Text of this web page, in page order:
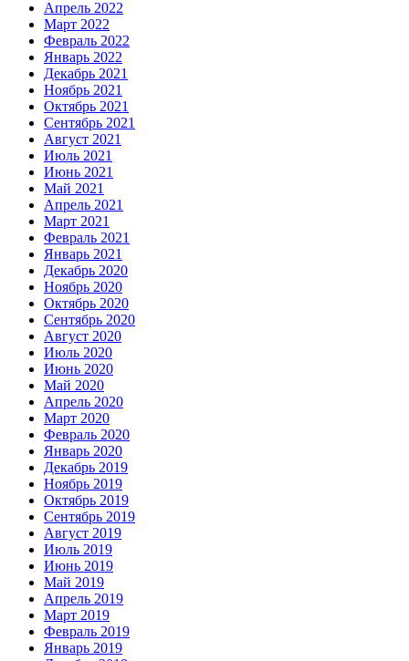
Апрель 2022
Март 2022
Февраль 2022
Январь 2022
Декабрь 2021
Ноябрь 2021
Октябрь 2021
Сентябрь 2021
Август 2021
Июль 2021
Июнь 2021
Май 2021
Апрель 2021
Март 2021
Февраль 2021
Январь 2021
Декабрь 2020
Ноябрь 2020
Октябрь 2020
Сентябрь 2020
Август 2020
Июль 2020
Июнь 2020
Май 2020
Апрель 2020
Март 2020
Февраль 2020
Январь 2020
Декабрь 2019
Ноябрь 2019
Октябрь 2019
Сентябрь 2019
Август 2019
Июль 2019
Июнь 2019
Май 2019
Апрель 2019
Март 2019
Февраль 2019
Январь 2019